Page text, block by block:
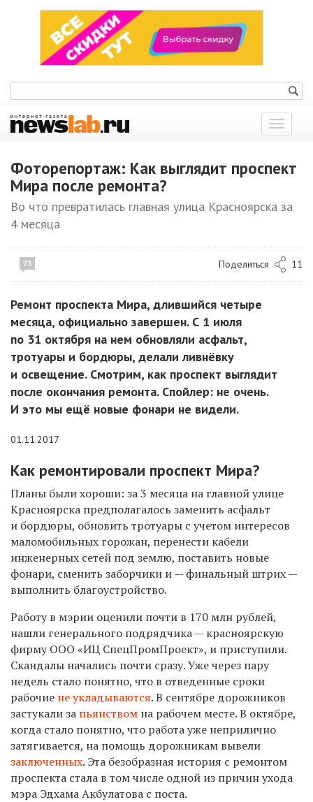
Показать
меню
Фоторепортаж: Как выглядит проспект
Мира после ремонта?
Во что превратилась главная улица Красноярска за
4 месяца
73 Поделиться 11
Ремонт проспекта Мира, длившийся четыре
месяца, официально завершен. С 1 июля
по 31 октября на нем обновляли асфальт,
тротуары и бордюры, делали ливнёвку
и освещение. Смотрим, как проспект выглядит
после окончания ремонта. Спойлер: не очень.
И это мы ещё новые фонари не видели.
01.11.2017
Как ремонтировали проспект Мира?
Планы были хороши: за 3 месяца на главной улице
Красноярска предполагалось заменить асфальт
и бордюры, обновить тротуары с учетом интересов
маломобильных горожан, перенести кабели
инженерных сетей под землю, поставить новые
фонари, сменить заборчики и — финальный штрих —
выполнить благоустройство.
Работу в мэрии оценили почти в 170 млн рублей,
нашли генерального подрядчика — красноярскую
фирму ООО «ИЦ СпецПромПроект», и приступили.
Скандалы начались почти сразу. Уже через пару
недель стало понятно, что в отведенные сроки
рабочие не укладываются. В сентябре дорожников
застукали за пьянством на рабочем месте. В октябре,
когда стало понятно, что работа уже неприлично
затягивается, на помощь дорожникам вывели
заключенных. Эта безобразная история с ремонтом
проспекта стала в том числе одной из причин ухода
мэра Эдхама Акбулатова с поста.